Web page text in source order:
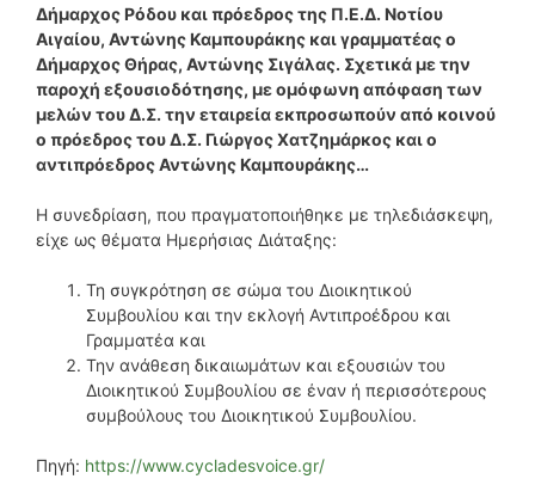
Δήμαρχος Ρόδου και πρόεδρος της Π.Ε.Δ. Νοτίου
Αιγαίου, Αντώνης Καμπουράκης και γραμματέας ο
Δήμαρχος Θήρας, Αντώνης Σιγάλας. Σχετικά με την
παροχή εξουσιοδότησης, με ομόφωνη απόφαση των
μελών του Δ.Σ. την εταιρεία εκπροσωπούν από κοινού
ο πρόεδρος του Δ.Σ. Γιώργος Χατζημάρκος και ο
αντιπρόεδρος Αντώνης Καμπουράκης…
Η συνεδρίαση, που πραγματοποιήθηκε με τηλεδιάσκεψη,
είχε ως θέματα Ημερήσιας Διάταξης:
Τη συγκρότηση σε σώμα του Διοικητικού
Συμβουλίου και την εκλογή Αντιπροέδρου και
Γραμματέα και
Την ανάθεση δικαιωμάτων και εξουσιών του
Διοικητικού Συμβουλίου σε έναν ή περισσότερους
συμβούλους του Διοικητικού Συμβουλίου.
Πηγή: https://www.cycladesvoice.gr/